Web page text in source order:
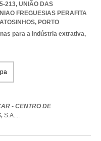
213, UNIÃO DAS
FREGUESIAS PERAFITA
, PORTO
para a indústria extrativa,
- CENTRO DE
S.A....